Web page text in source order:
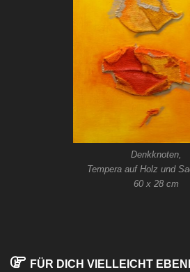
Denkknoten,
Tempera auf Holz und
60 x 28 cm
FÜR DICH VIELLEICHT